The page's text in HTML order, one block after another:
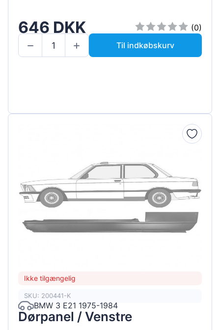
646 DKK
(0)
Til indkøbskurv
Ikke tilgængelig
SKU: 200441-K
BMW 3 E21 1975-1984
Dørpanel / Venstre